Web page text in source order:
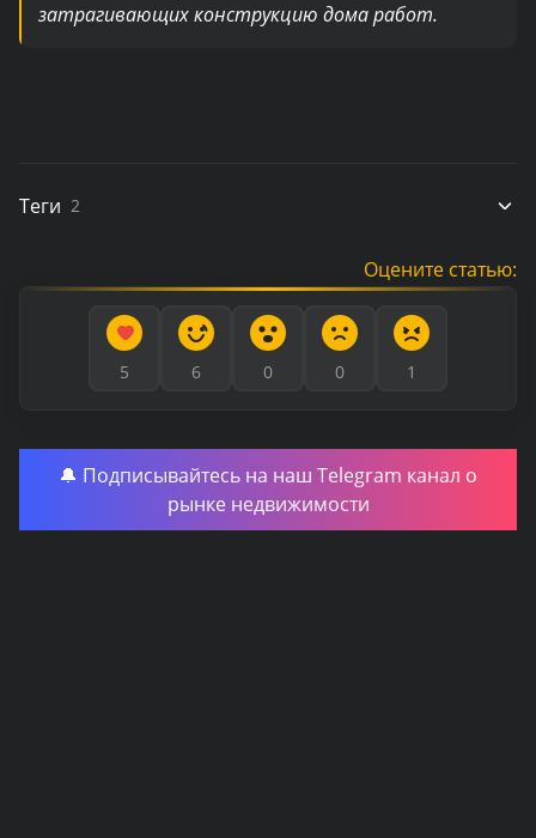
затрагивающих конструкцию дома работ.
Теги 2
Оцените статью:
5 6 0 0 1
🔔 Подписывайтесь на наш Telegram канал о
рынке недвижимости